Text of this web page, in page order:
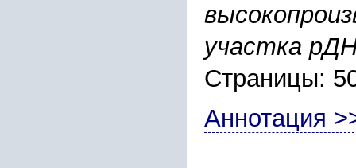
участка
Страницы:
Аннотация